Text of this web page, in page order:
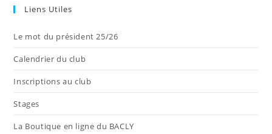
Liens Utiles
Le mot du président 25/26
Calendrier du club
Inscriptions au club
Stages
La Boutique en ligne du BACLY